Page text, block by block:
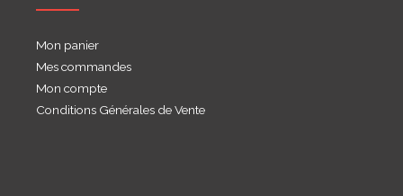
Mon panier
Mes commandes
Mon compte
Conditions Générales de Vente